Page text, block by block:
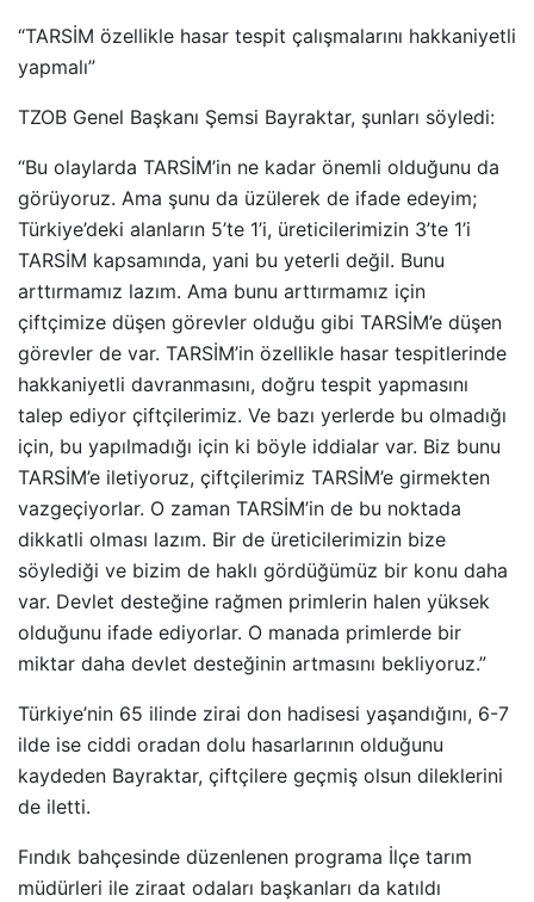
“TARSİM özellikle hasar tespit çalışmalarını hakkaniyetli
yapmalı”
TZOB Genel Başkanı Şemsi Bayraktar, şunları söyledi:
“Bu olaylarda TARSİM’in ne kadar önemli olduğunu da
görüyoruz. Ama şunu da üzülerek de ifade edeyim;
Türkiye’deki alanların 5’te 1’i, üreticilerimizin 3’te 1’i
TARSİM kapsamında, yani bu yeterli değil. Bunu
arttırmamız lazım. Ama bunu arttırmamız için
çiftçimize düşen görevler olduğu gibi TARSİM’e düşen
görevler de var. TARSİM’in özellikle hasar tespitlerinde
hakkaniyetli davranmasını, doğru tespit yapmasını
talep ediyor çiftçilerimiz. Ve bazı yerlerde bu olmadığı
için, bu yapılmadığı için ki böyle iddialar var. Biz bunu
TARSİM’e iletiyoruz, çiftçilerimiz TARSİM’e girmekten
vazgeçiyorlar. O zaman TARSİM’in de bu noktada
dikkatli olması lazım. Bir de üreticilerimizin bize
söylediği ve bizim de haklı gördüğümüz bir konu daha
var. Devlet desteğine rağmen primlerin halen yüksek
olduğunu ifade ediyorlar. O manada primlerde bir
miktar daha devlet desteğinin artmasını bekliyoruz.”
Türkiye’nin 65 ilinde zirai don hadisesi yaşandığını, 6-7
ilde ise ciddi oradan dolu hasarlarının olduğunu
kaydeden Bayraktar, çiftçilere geçmiş olsun dileklerini
de iletti.
Fındık bahçesinde düzenlenen programa İlçe tarım
müdürleri ile ziraat odaları başkanları da katıldı